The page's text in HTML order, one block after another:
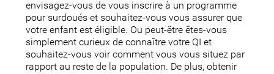
envisagez-vous de vous inscrire à un programme
pour surdoués et souhaitez-vous vous assurer que
votre enfant est éligible. Ou peut-être êtes-vous
simplement curieux de connaître votre QI et
souhaitez-vous voir comment vous vous situez par
rapport au reste de la population. De plus, obtenir